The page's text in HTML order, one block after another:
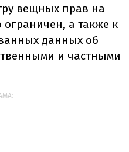
вещных прав на
а также к
данных об
и частными